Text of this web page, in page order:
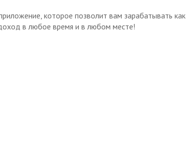
которое позволит вам зарабатывать как
в любое время и в любом месте!